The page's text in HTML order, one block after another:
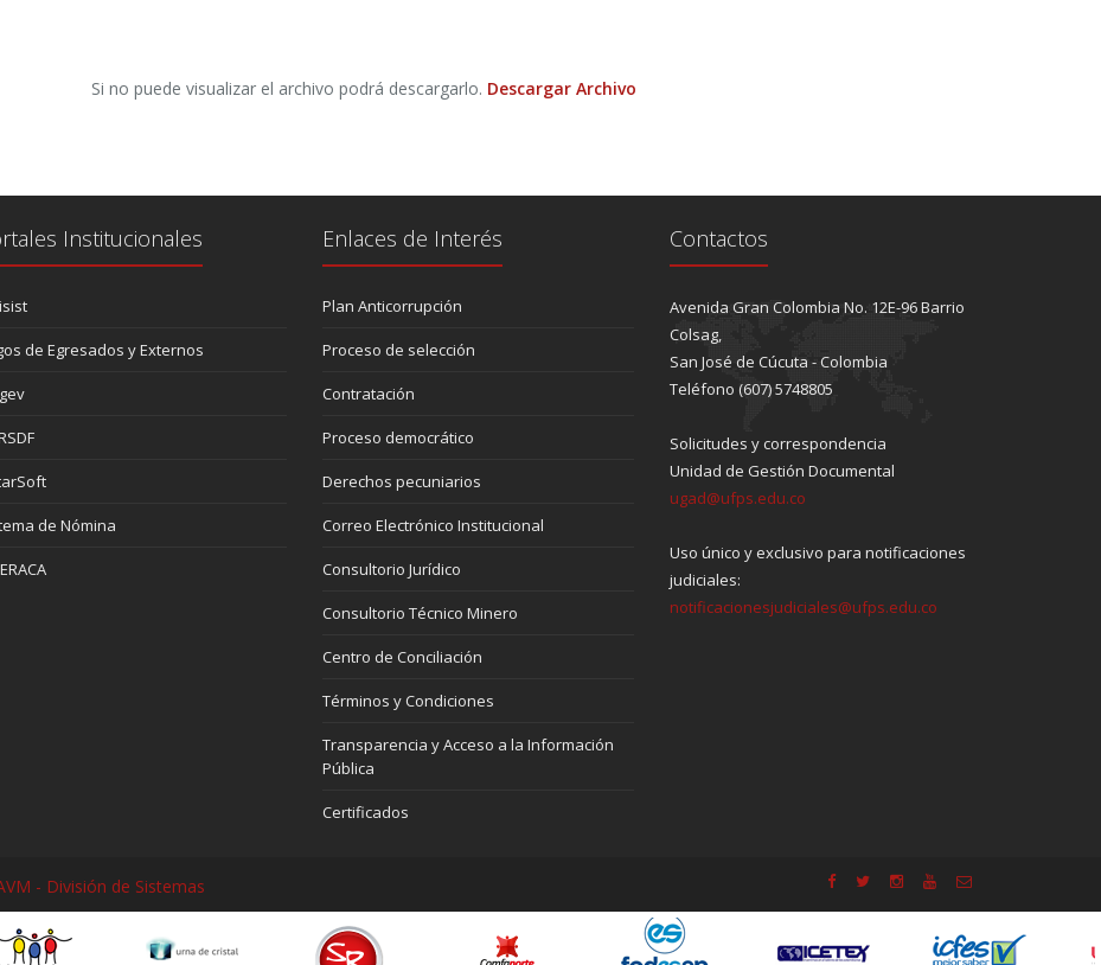
Si no puede visualizar el archivo podrá descargarlo. Descargar Archivo
Institucionales
de Egresados y Externos
de Nómina
Enlaces de Interés
Plan Anticorrupción
Proceso de selección
Contratación
Proceso democrático
Derechos pecuniarios
Correo Electrónico Institucional
Consultorio Jurídico
Consultorio Técnico Minero
Centro de Conciliación
Términos y Condiciones
Transparencia y Acceso a la Información
Pública
Certificados
Contactos
Avenida Gran Colombia No. 12E-96 Barrio
Colsag,
San José de Cúcuta - Colombia
Teléfono (607) 5748805
Solicitudes y correspondencia
Unidad de Gestión Documental
ugad@ufps.edu.co
Uso único y exclusivo para notificaciones
judiciales:
notificacionesjudiciales@ufps.edu.co
- División de Sistemas